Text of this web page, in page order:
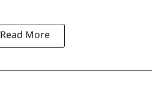
Read More